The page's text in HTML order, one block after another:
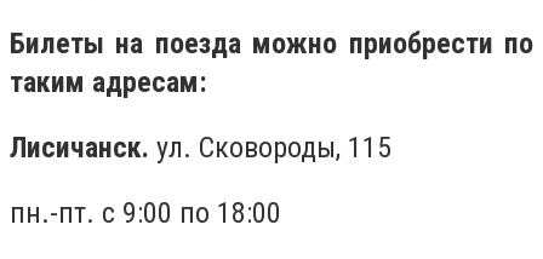
Билеты на поезда можно приобрести по
таким адресам:
Лисичанск. ул. Сковороды, 115
пн.-пт. с 9:00 по 18:00